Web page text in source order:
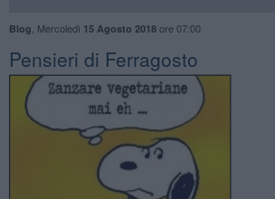
Blog Mercoledì 15 Agosto 2018ore 07:00
Pensieri di Ferragosto